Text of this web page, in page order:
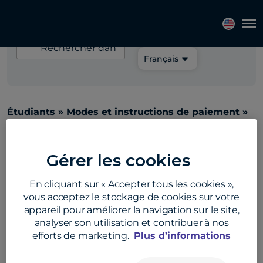
dans
Français
Étudiants » Modes et instructions de paiement »
Y a-t-il des limites
de transaction pour
mon paiement par
carte de crédit ou
Gérer les cookies
En cliquant sur « Accepter tous les cookies »,
vous acceptez le stockage de cookies sur votre
appareil pour améliorer la navigation sur le site,
analyser son utilisation et contribuer à nos
efforts de marketing. Plus d’informations